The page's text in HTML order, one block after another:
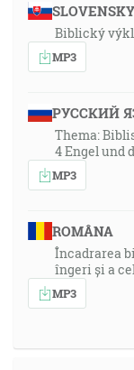
SLOVENSKY
Biblický
MP3
РУССКИЙ
Thema:
4 Engel und
MP3
ROMÂNA
Încadrarea
îngeri și a
MP3